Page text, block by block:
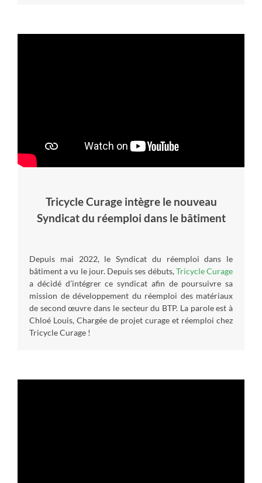
Tricycle Curage intègre le nouveau
Syndicat du réemploi dans le bâtiment
Depuis mai 2022, le Syndicat du réemploi dans le
bâtiment a vu le jour. Depuis ses débuts,Tricycle Curage
a décidé d’intégrer ce syndicat afin de poursuivre sa
mission de développement du réemploi des matériaux
de second œuvre dans le secteur du BTP. La parole est à
Chloé Louis, Chargée de projet curage et réemploi chez
Tricycle Curage !